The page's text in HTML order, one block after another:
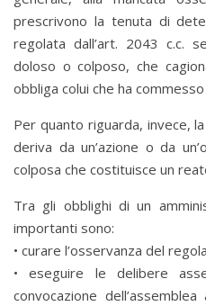
prescrivono la tenuta di
regolata dall’art. 2043 c.c.
doloso o colposo, che
obbliga colui che ha
Per quanto riguarda, invece,
deriva da un’azione o da
colposa che costituisce un
Tra gli obblighi di un
importanti sono:
• curare l’osservanza del
• eseguire le delibere
convocazione